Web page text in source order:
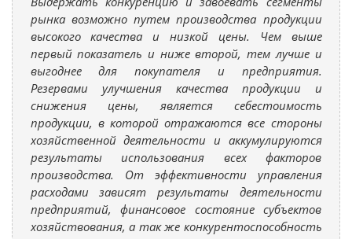
рынка возможно путем производства продукции
высокого качества и низкой цены. Чем выше
первый показатель и ниже второй, тем лучше и
выгоднее для покупателя и предприятия.
Резервами улучшения качества продукции и
снижения цены, является себестоимость
продукции, в которой отражаются все стороны
хозяйственной деятельности и аккумулируются
результаты использования всех факторов
производства. От эффективности управления
расходами зависят результаты деятельности
предприятий, финансовое состояние субъектов
хозяйствования, а так же конкурентоспособность